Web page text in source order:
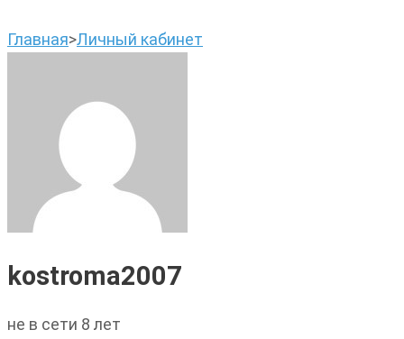
Главная>Личный кабинет
kostroma2007
не в сети 8 лет